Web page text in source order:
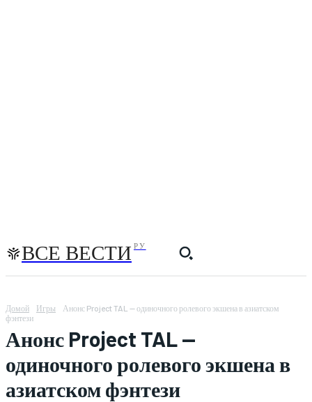
ВСЕ ВЕСТИ РУ
Домой Игры
Анонс Project TAL — одиночного ролевого экшена в азиатском
фэнтези
Анонс Project TAL —
одиночного ролевого экшена в
азиатском фэнтези